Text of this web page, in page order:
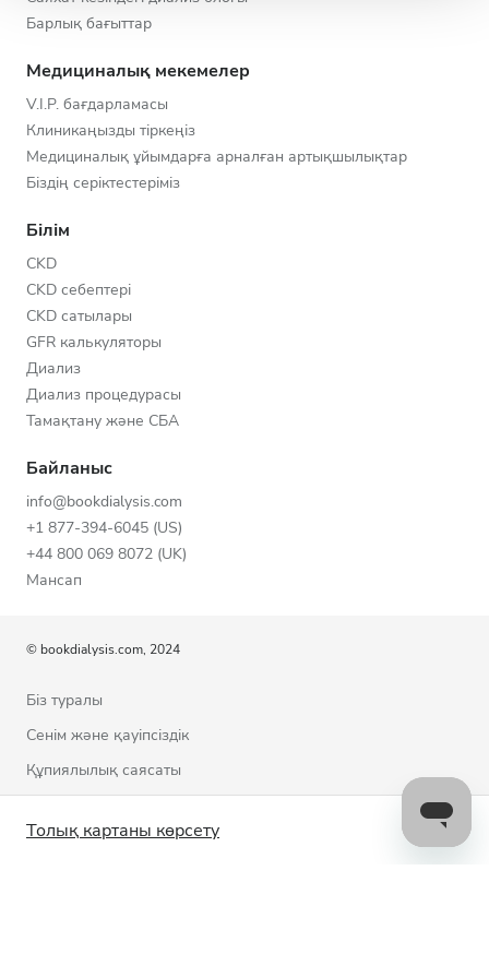
Толық картаны көрсету
Барлық бағыттар
Медициналық мекемелер
V.I.P. бағдарламасы
Клиникаңызды тіркеңіз
Медициналық ұйымдарға арналған артықшылықтар
Біздің серіктестеріміз
Білім
CKD
CKD себептері
CKD сатылары
GFR калькуляторы
Диализ
Диализ процедурасы
Тамақтану және СБА
Байланыс
info@bookdialysis.com
+1 877-394-6045 (US)
+44 800 069 8072 (UK)
Мансап
© bookdialysis.com, 2024
Біз туралы
Сенім және қауіпсіздік
Құпиялылық саясаты
Cookie саясаты